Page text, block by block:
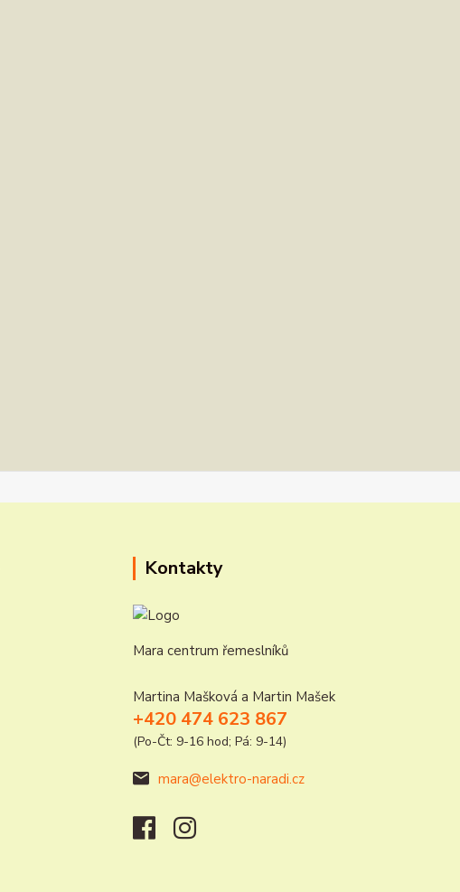
Kontakty
Mara centrum řemeslníků
Martina Mašková a Martin Mašek
+420 474 623 867
(Po-Čt: 9-16 hod; Pá: 9-14)
mara@elektro-naradi.cz